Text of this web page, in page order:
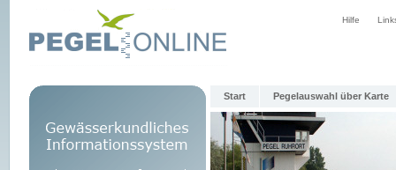
Hilfe
Start Pegelauswahl über Karte